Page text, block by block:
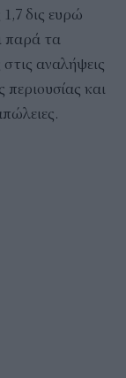
δις ευρώ
παρά τα
αναλήψεις
και